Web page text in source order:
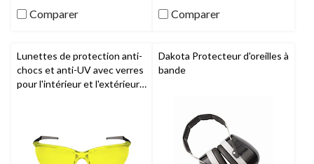
évaluations
Comparer
5. Comparer
Lunettes de protection anti-
chocs et anti-UV avec verres
pour l'intérieur et l'extérieur
Dakota Protecteur d'oreilles à
bande